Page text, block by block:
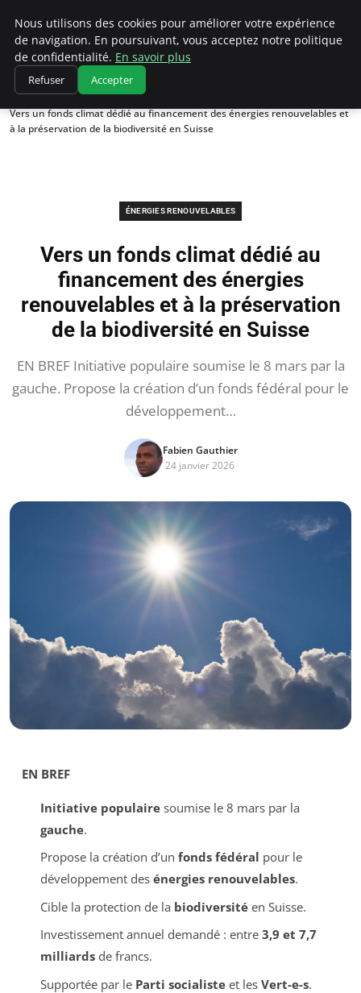
Climatedebtagents
Accueil
Énergies Renouvelables
Vers un fonds climat dédié au financement des énergies renouvelables et
à la préservation de la biodiversité en Suisse
ÉNERGIES RENOUVELABLES
Vers un fonds climat dédié au
financement des énergies
renouvelables et à la préservation
de la biodiversité en Suisse
EN BREF Initiative populaire soumise le 8 mars par la
gauche. Propose la création d’un fonds fédéral pour le
développement…
Fabien Gauthier
24 janvier 2026
EN BREF
Initiative populairesoumise le 8 mars par la
gauche.
Propose la création d’un fonds fédéral pour le
développement des énergies renouvelables.
Cible la protection de la biodiversitéen Suisse.
Investissement annuel demandé : entre 3,9 et 7,7
milliardsde francs.
Supportée par le Parti socialisteet les Vert-e-s.
Nous utilisons des cookies pour améliorer votre expérience
de navigation. En poursuivant, vous acceptez notre politique
de confidentialité. En savoir plus
Refuser Accepter